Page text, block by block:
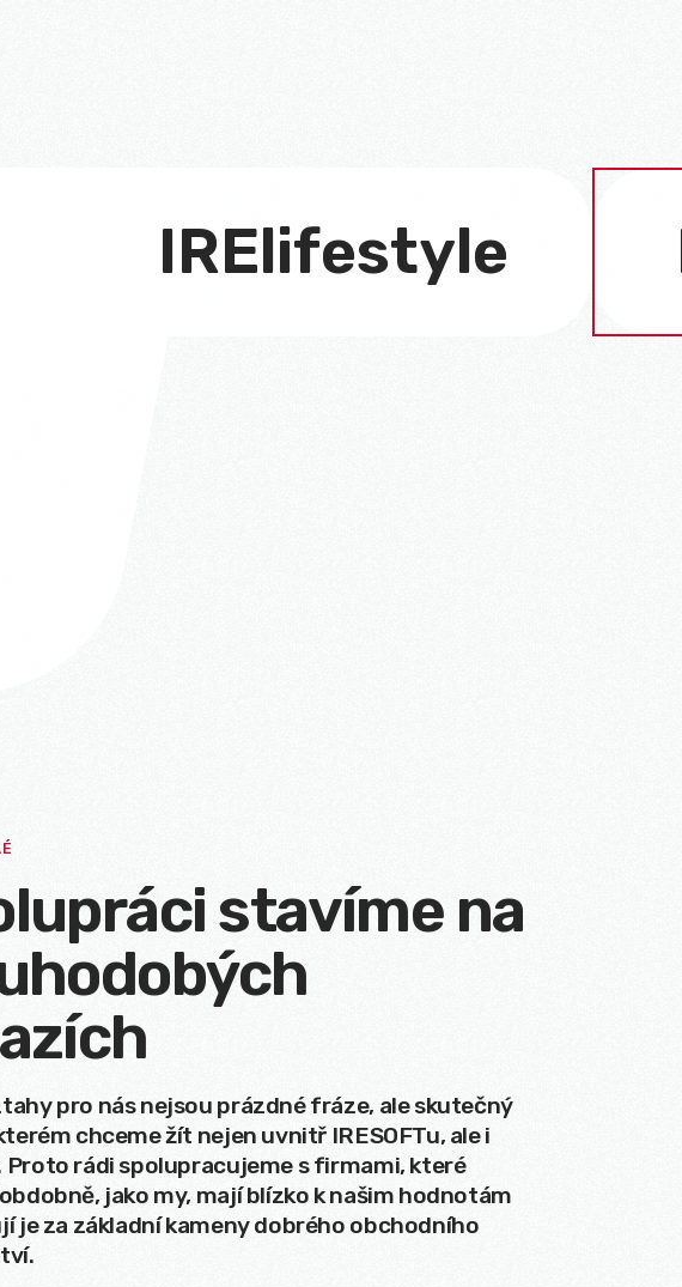
IRElifestyle
stavíme na
pro nás nejsou prázdné fráze, ale skutečný
chceme žít nejen uvnitř IRESOFTu, ale i
Proto rádi spolupracujeme s firmami, které
jako my, mají blízko k našim hodnotám
je za základní kameny dobrého obchodního